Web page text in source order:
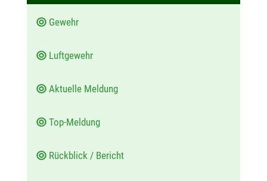
:
Gewehr
Luftgewehr
Aktuelle Meldung
Top-Meldung
Rückblick / Bericht